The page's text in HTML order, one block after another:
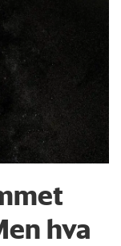
hva